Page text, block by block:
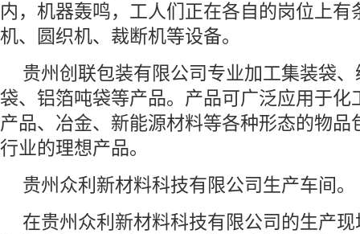
内，机器轰鸣，工人们正在各自的岗位上有
机、圆织机、裁断机等设备。
贵州创联包装有限公司专业加工集装袋
袋、铝箔吨袋等产品。产品可广泛应用于化
产品、冶金、新能源材料等各种形态的物品
行业的理想产品。
贵州众利新材料科技有限公司生产车间。
在贵州众利新材料科技有限公司的生产